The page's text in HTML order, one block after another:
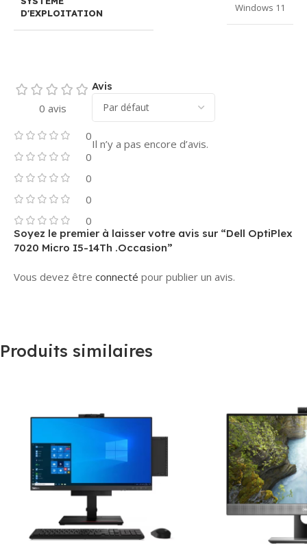
D'EXPLOITATION
Windows 11
0 avis
0
0
0
0
0
Avis
Il n’y a pas encore d’avis.
Soyez le premier à laisser votre avis sur “Dell OptiPlex
7020 Micro I5-14Th .Occasion”
Vous devez être connecté pour publier un avis.
Produits similaires